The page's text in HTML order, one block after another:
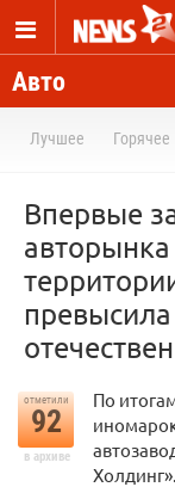
Авто
Лучшее Горячее
Впервые
отметили
92
в архиве
По
Холдинг».